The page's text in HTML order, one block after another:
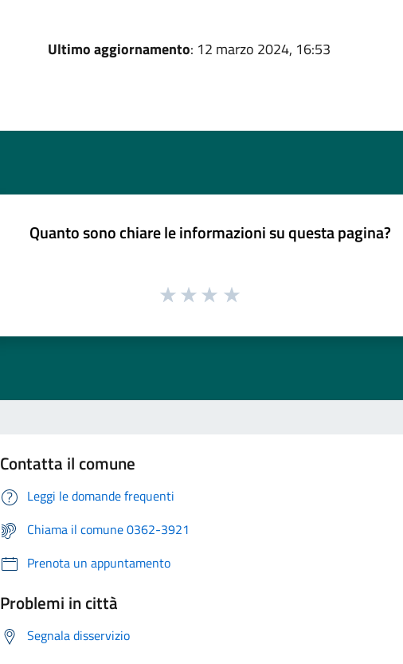
Ultimo aggiornamento: 12 marzo 2024, 16:53
Quanto sono chiare le informazioni su questa pagina?
Contatta il comune
Leggi le domande frequenti
Chiama il comune 0362-3921
Prenota un appuntamento
Problemi in città
Segnala disservizio